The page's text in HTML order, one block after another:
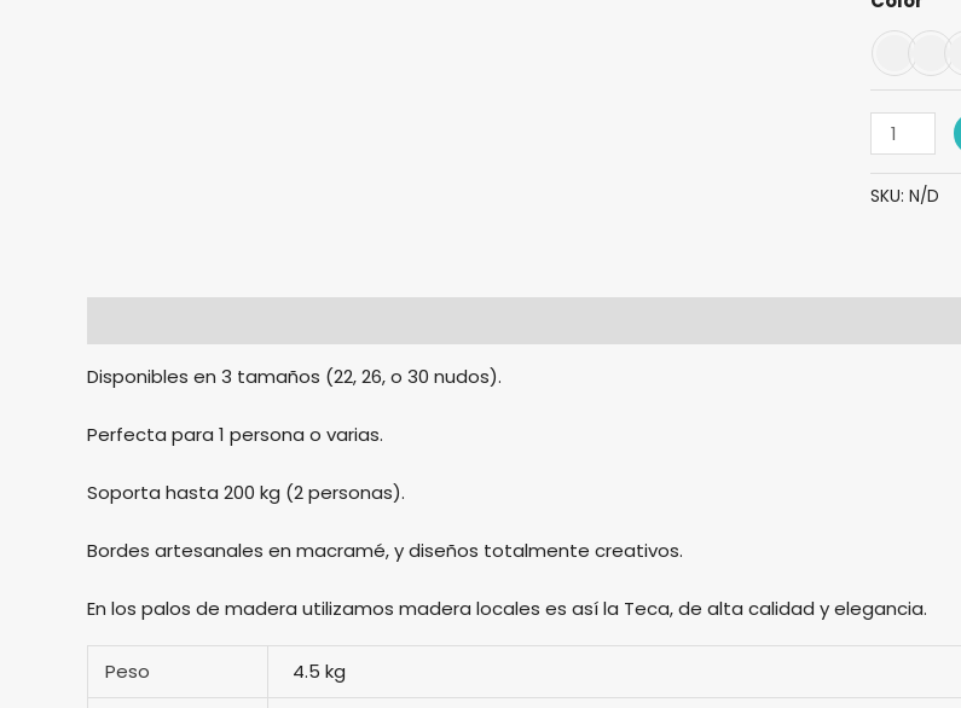
SKU: N/D
Disponibles en 3 tamaños (22, 26, o 30 nudos).
Perfecta para 1 persona o varias.
Soporta hasta 200 kg (2 personas).
Bordes artesanales en macramé, y diseños totalmente creativos.
En los palos de madera utilizamos madera locales es así la Teca, de alta calidad y elegancia.
Peso 4.5 kg